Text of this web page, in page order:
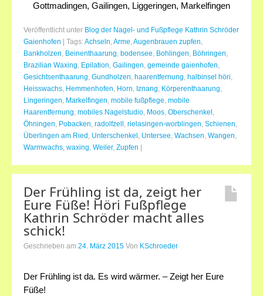
Gottmadingen, Gailingen, Liggeringen, Markelfingen
Veröffentlicht unter Blog der Nagel- und Fußpflege Kathrin Schröder
Gaienhofen
Tags:Achseln,Arme,Augenbrauen zupfen,
Bankholzen, Beinenthaarung, bodensee, Bohlingen, Böhringen,
Brazilian Waxing, Epilation, Gailingen, gemeinde gaienhofen,
Gesichtsenthaarung, Gundholzen, haarentfernung, halbinsel höri,
Heisswachs, Hemmenhofen, Horn, Iznang, Körperenthaarung,
Lingeringen, Markelfingen, mobile fußpflege, mobile
Haarentfernung, mobiles Nagelstudio, Moos, Oberschenkel ,
Öhningen, Pobacken, radolfzell , rielasingen-worblingen, Schienen,
Überlingen am Ried , Unterschenkel , Untersee, Wachsen, Wangen,
Warmwachs, waxing, Weiler, Zupfen
Der Frühling ist da, zeigt her
Eure Füße! Höri Fußpflege
Kathrin Schröder macht alles
schick!
Geschrieben am 24. März 2015 Von KSchroeder
Der Frühling ist da. Es wird wärmer. – Zeigt her Eure
Füße!